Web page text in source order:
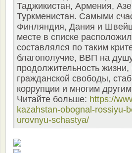
Таджикистан, Армения,
Туркменистан. Самыми
Финляндия, Дания и
месте в списке
составлялся по таким
благополучие, ВВП на
продолжительность
гражданской свободы,
коррупции и многим
Читайте больше: https://
kazahstan-obognal-rossiyu-
urovnyu-schastya/